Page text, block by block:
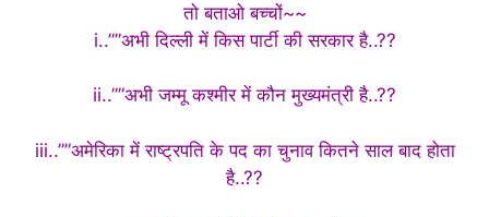
तो बताओ बच्चों~~
i..””अभी दिल्ली में किस पार्टी की सरकार है..??
ii..””अभी जम्मू कश्मीर में कौन मुख्यमंत्री है..??
iii..””अमेरिका में राष्ट्रपति के पद का चुनाव कितने साल बाद होता
है..??